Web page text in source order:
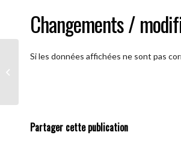
Changements /
Si les données affichées ne sont pas
Partager cette publication